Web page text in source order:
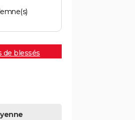
de blessés